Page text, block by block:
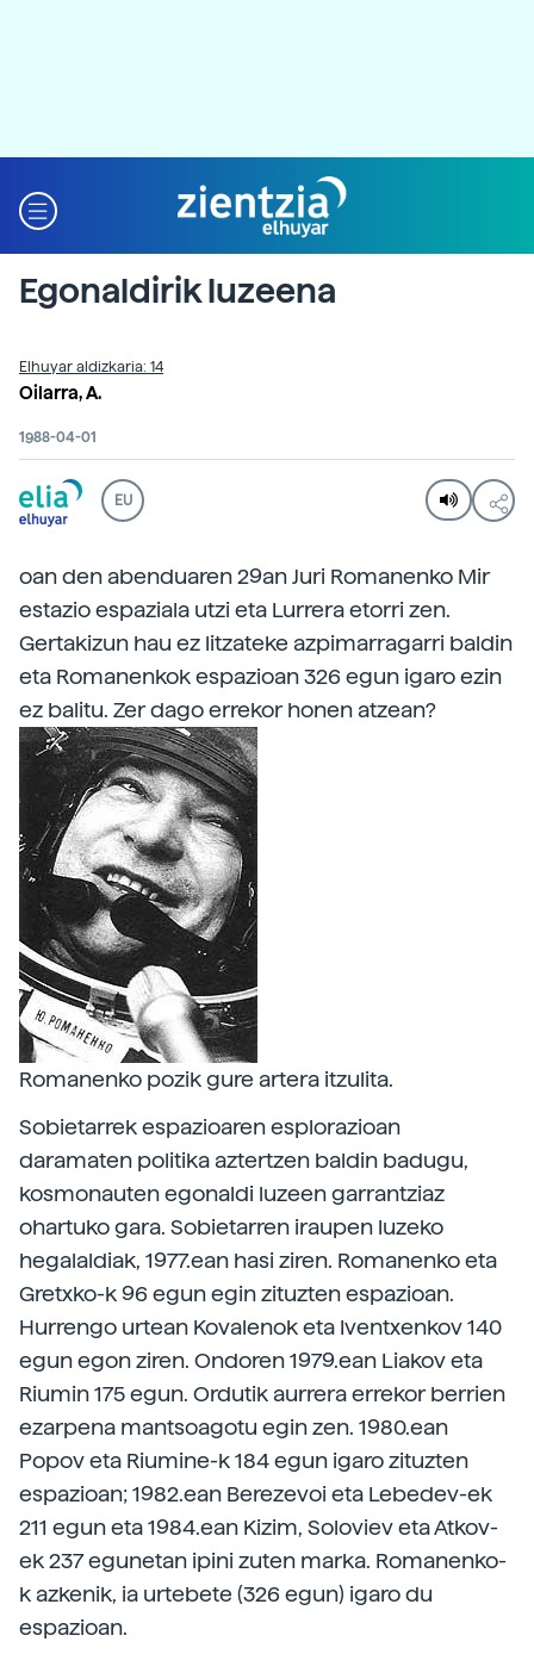
Egonaldirik luzeena
Elhuyar aldizkaria: 14
Oilarra, A.
1988-04-01
EU
oan den abenduaren 29an Juri Romanenko Mir
estazio espaziala utzi eta Lurrera etorri zen.
Gertakizun hau ez litzateke azpimarragarri baldin
eta Romanenkok espazioan 326 egun igaro ezin
ez balitu. Zer dago errekor honen atzean?
Romanenko pozik gure artera itzulita.
Sobietarrek espazioaren esplorazioan
daramaten politika aztertzen baldin badugu,
kosmonauten egonaldi luzeen garrantziaz
ohartuko gara. Sobietarren iraupen luzeko
hegalaldiak, 1977.ean hasi ziren. Romanenko eta
Gretxko-k 96 egun egin zituzten espazioan.
Hurrengo urtean Kovalenok eta Iventxenkov 140
egun egon ziren. Ondoren 1979.ean Liakov eta
Riumin 175 egun. Ordutik aurrera errekor berrien
ezarpena mantsoagotu egin zen. 1980.ean
Popov eta Riumine-k 184 egun igaro zituzten
espazioan; 1982.ean Berezevoi eta Lebedev-ek
211 egun eta 1984.ean Kizim, Soloviev eta Atkov-
ek 237 egunetan ipini zuten marka. Romanenko-
k azkenik, ia urtebete (326 egun) igaro du
espazioan.